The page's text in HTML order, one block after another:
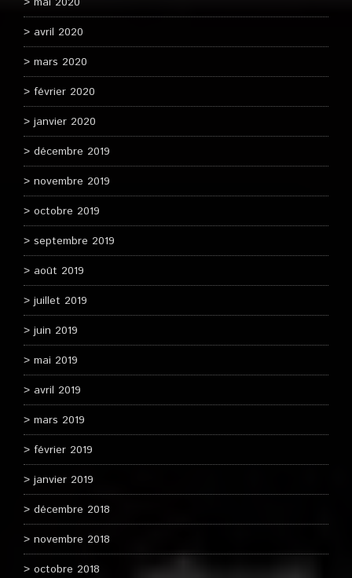
avril 2020
mars 2020
février 2020
janvier 2020
décembre 2019
novembre 2019
octobre 2019
septembre 2019
août 2019
juillet 2019
juin 2019
mai 2019
avril 2019
mars 2019
février 2019
janvier 2019
décembre 2018
novembre 2018
octobre 2018